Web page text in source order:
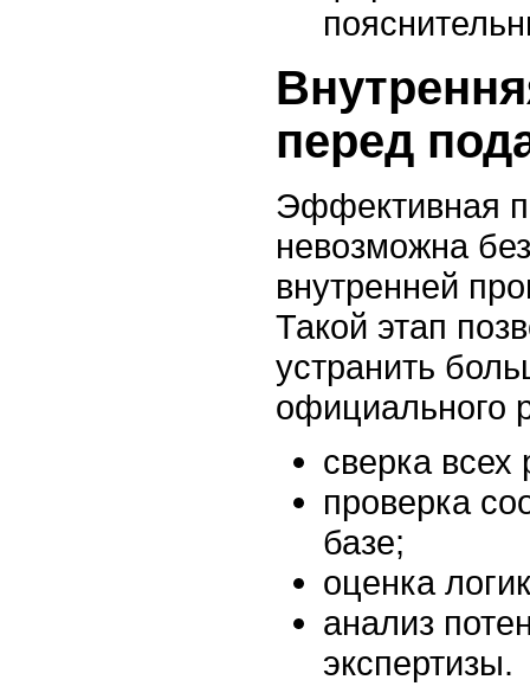
перед
Эффективная
невозможна
внутренней
Такой этап
устранить
официального
сверка
проверка
базе;
оценка
анализ
экспертизы.